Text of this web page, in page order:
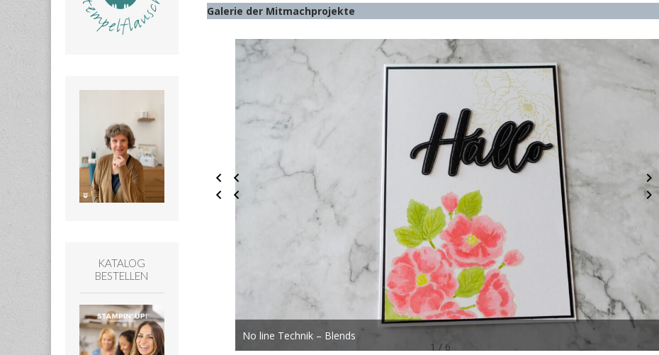
Galerie der Mitmachprojekte
No line Technik – Blends
1 / 6
KATALOG
BESTELLEN